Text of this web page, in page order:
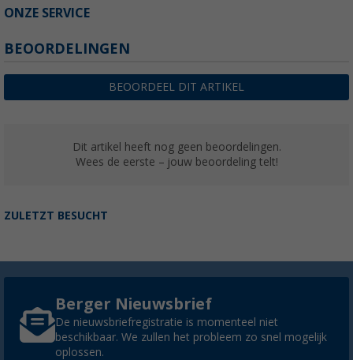
ONZE SERVICE
BEOORDELINGEN
BEOORDEEL DIT ARTIKEL
Dit artikel heeft nog geen beoordelingen.
Wees de eerste – jouw beoordeling telt!
ZULETZT BESUCHT
Berger Nieuwsbrief
De nieuwsbriefregistratie is momenteel niet
beschikbaar. We zullen het probleem zo snel mogelijk
oplossen.